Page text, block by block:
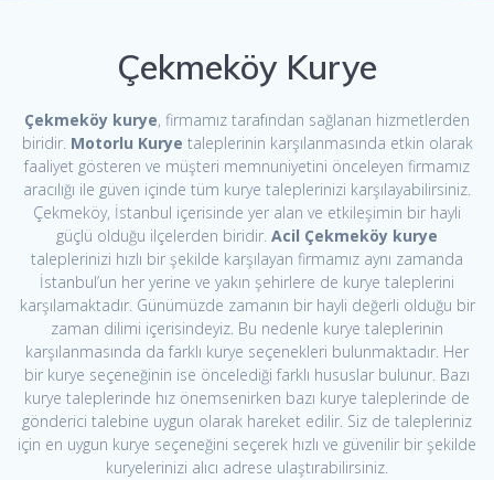
Çekmeköy Kurye
Çekmeköy kurye, firmamız tarafından sağlanan hizmetlerden
biridir. Motorlu Kurye taleplerinin karşılanmasında etkin olarak
faaliyet gösteren ve müşteri memnuniyetini önceleyen firmamız
aracılığı ile güven içinde tüm kurye taleplerinizi karşılayabilirsiniz.
Çekmeköy, İstanbul içerisinde yer alan ve etkileşimin bir hayli
güçlü olduğu ilçelerden biridir. Acil Çekmeköy kurye
taleplerinizi hızlı bir şekilde karşılayan firmamız aynı zamanda
İstanbul’un her yerine ve yakın şehirlere de kurye taleplerini
karşılamaktadır. Günümüzde zamanın bir hayli değerli olduğu bir
zaman dilimi içerisindeyiz. Bu nedenle kurye taleplerinin
karşılanmasında da farklı kurye seçenekleri bulunmaktadır. Her
bir kurye seçeneğinin ise öncelediği farklı hususlar bulunur. Bazı
kurye taleplerinde hız önemsenirken bazı kurye taleplerinde de
gönderici talebine uygun olarak hareket edilir. Siz de talepleriniz
için en uygun kurye seçeneğini seçerek hızlı ve güvenilir bir şekilde
kuryelerinizi alıcı adrese ulaştırabilirsiniz.